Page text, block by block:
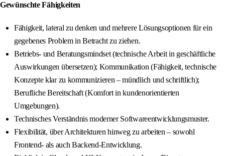
Gewünschte Fähigkeiten
Fähigkeit, lateral zu denken und mehrere Lösungsoptionen für ein
gegebenes Problem in Betracht zu ziehen.
Betriebs- und Beratungsmindset (technische Arbeit in geschäftliche
Auswirkungen übersetzen); Kommunikation (Fähigkeit, technische
Konzepte klar zu kommunizieren – mündlich und schriftlich);
Berufliche Bereitschaft (Komfort in kundenorientierten
Umgebungen).
Technisches Verständnis moderner Softwareentwicklungsmuster.
Flexibilität, über Architekturen hinweg zu arbeiten – sowohl
Frontend- als auch Backend-Entwicklung.